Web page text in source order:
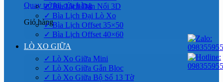
Quay trở lại cửa hàng
Giỏ hàng
✓ Bìa Lịch Dán Nổi 3D
✓ Bìa Lịch Đại Lò Xo
✓ Bìa Lịch Offset 35×50
✓ Bìa Lịch Offset 40×60
LÒ XO GIỮA
✓ Lò Xo Giữa Mini
✓ Lò Xo Giữa Gắn Bloc
✓ Lò Xo Giữa Bộ Số 13 Tờ